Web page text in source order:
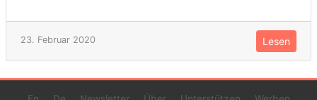
23. Februar 2020 Lesen